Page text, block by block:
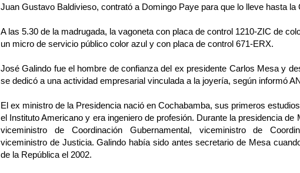
Juan Gustavo Baldivieso, contrató a Domingo Paye para que lo lleve hasta la
A las 5.30 de la madrugada, la vagoneta con placa de control 1210-ZIC de
un micro de servicio público color azul y con placa de control 671-ERX.
José Galindo fue el hombre de confianza del ex presidente Carlos Mesa y
se dedicó a una actividad empresarial vinculada a la joyería, según informó
El ex ministro de la Presidencia nació en Cochabamba, sus primeros
el Instituto Americano y era ingeniero de profesión. Durante la presidencia de
viceministro de Coordinación Gubernamental, viceministro de
viceministro de Justicia. Galindo había sido antes secretario de Mesa
de la República el 2002.